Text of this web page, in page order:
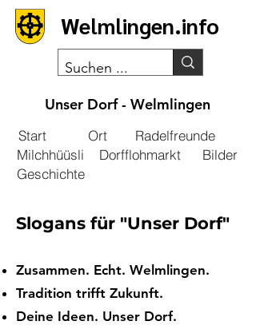
Welmlingen.info
Unser Dorf - Welmlingen
Start Ort
Radelfreunde
Milchhüüsli
Dorfflohmarkt
Bilder
Geschichte
Slogans für "Unser Dorf"
Zusammen. Echt. Welmlingen.
Tradition trifft Zukunft.
Deine Ideen. Unser Dorf.